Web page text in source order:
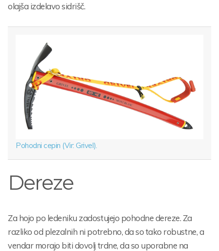
olajša izdelavo sidrišč.
Pohodni cepin (Vir: Grivel).
Dereze
Za hojo po ledeniku zadostujejo pohodne dereze. Za
razliko od plezalnih ni potrebno, da so tako robustne, a
vendar morajo biti dovolj trdne, da so uporabne na